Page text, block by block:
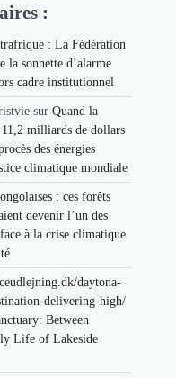
:
: La Fédération
la sonnette d’alarme
cadre institutionnel
sur Quand la
milliards de dollars
des énergies
climatique mondiale
: ces forêts
devenir l’un des
à la crise climatique
daytona-
delivering-high/
Between
Life of Lakeside